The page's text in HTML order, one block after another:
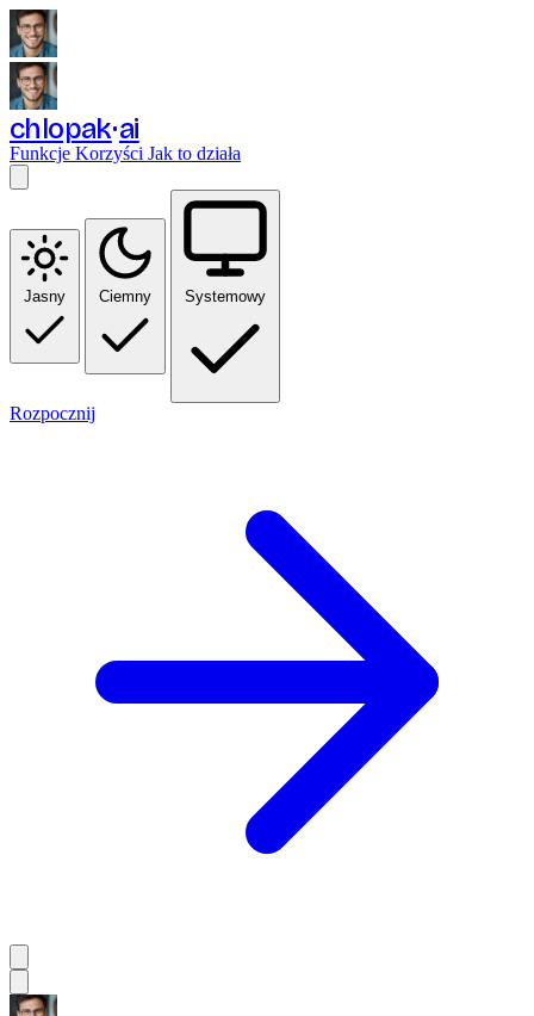
chlopak ai
Funkcje Korzyści Jak to działa
Jasny Ciemny Systemowy
Rozpocznij